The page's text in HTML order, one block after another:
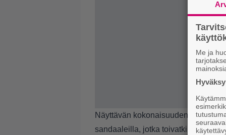
Näyttävän kokonaisuuden Berry
sandaaleilla, jotka toivatkin lookiin
Me ja